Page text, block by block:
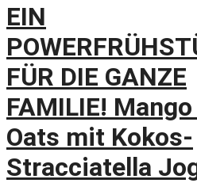
EIN
FÜR DIE GANZE
FAMILIE!
Oats mit Kokos-
Stracciatella